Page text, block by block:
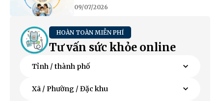
09/07/2026
HOÀN TOÀN MIỄN PHÍ
Tư vấn sức khỏe online